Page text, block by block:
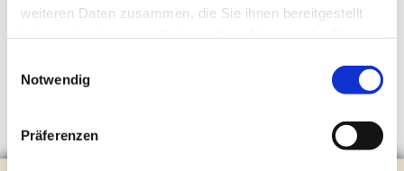
weiteren Daten zusammen, die Sie ihnen bereitgestellt
Notwendig
Präferenzen